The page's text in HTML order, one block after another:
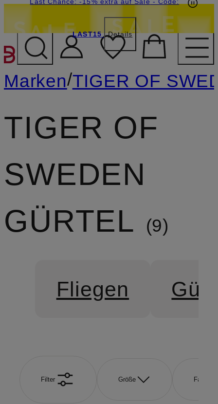
ZUM HAUPTINHALT
LAST15 Details
Marken/TIGER OF
TIGER OF
SWEDEN
GÜRTEL
9
Fliegen
Filter Größe Farbe